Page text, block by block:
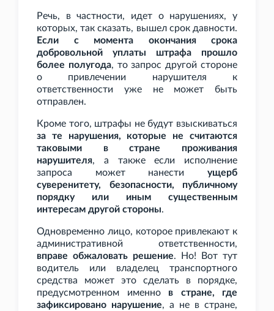
Речь, в частности, идет о нарушениях, у
которых, так сказать, вышел срок давности.
Если с момента окончания срока
добровольной уплаты штрафа прошло
более полугода, то запрос другой стороне
о привлечении нарушителя к
ответственности уже не может быть
отправлен.
Кроме того, штрафы не будут взыскиваться
за те нарушения, которые не считаются
таковыми в стране проживания
нарушителя, а также если исполнение
запроса может нанести ущерб
суверенитету, безопасности, публичному
порядку или иным существенным
интересам другой стороны.
Одновременно лицо, которое привлекают к
административной ответственности,
вправе обжаловать решение. Но! Вот тут
водитель или владелец транспортного
средства может это сделать в порядке,
предусмотренном именно в стране, где
зафиксировано нарушение, а не в стране,